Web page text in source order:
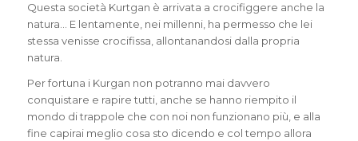
Questa società Kurtgan è arrivata a crocifiggere anche la
natura… E lentamente, nei millenni, ha permesso che lei
stessa venisse crocifissa, allontanandosi dalla propria
natura.
Per fortuna i Kurgan non potranno mai davvero
conquistare e rapire tutti, anche se hanno riempito il
mondo di trappole che con noi non funzionano più, e alla
fine capirai meglio cosa sto dicendo e col tempo allora